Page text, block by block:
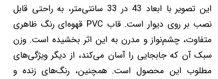
این تصویر با ابعاد 43 در 33 سانتی‌متر، به راحتی قابل
نصب بر روی دیوار است. قاب PVC قهوه‌ای رنگ ظاهری
متفاوت، چشم‌نواز و مدرن به این اثر بخشیده است. وزن
سبک آن که جابجایی را آسان می‌کند، از دیگر ویژگی‌های
مطلوب این محصول است. همچنین، رنگ‌های زنده و